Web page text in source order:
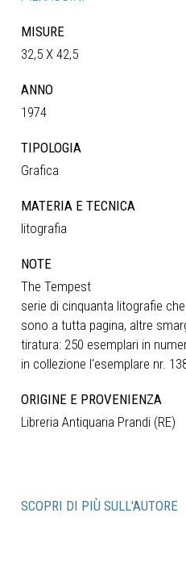
MISURE
32,5 X 42,5
ANNO
1974
TIPOLOGIA
Grafica
MATERIA E TECNICA
litografia
NOTE
The Tempest
serie di cinquanta litografie
sono a tutta pagina, altre
tiratura: 250 esemplari in
in collezione l‘esemplare nr.
ORIGINE E PROVENIENZA
Libreria Antiquaria Prandi (RE)
SCOPRI DI PIÙ SULL'AUTORE